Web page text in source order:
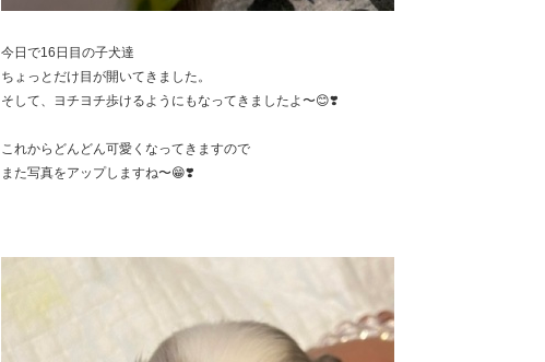
今日で16日目の子犬達
ちょっとだけ目が開いてきました。
そして、ヨチヨチ歩けるようにもなってきましたよ〜😊❣️
これからどんどん可愛くなってきますので
また写真をアップしますね〜😁❣️